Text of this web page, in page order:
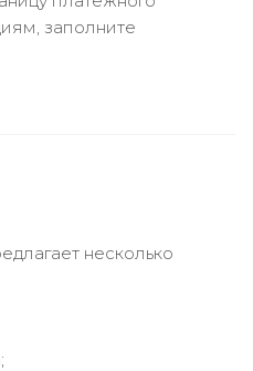
заполните
несколько